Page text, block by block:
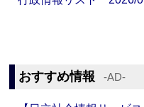
おすすめ情報 ‐AD‐